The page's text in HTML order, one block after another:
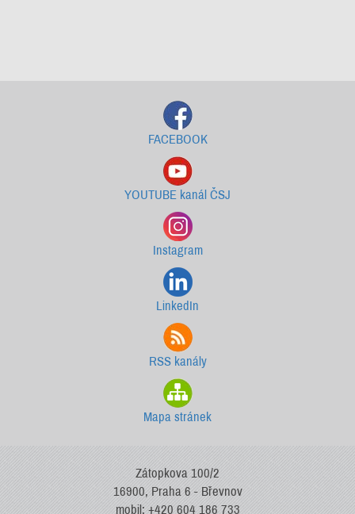
FACEBOOK
YOUTUBE kanál ČSJ
Instagram
LinkedIn
RSS kanály
Mapa stránek
Zátopkova 100/2
16900, Praha 6 - Břevnov
mobil: +420 604 186 733